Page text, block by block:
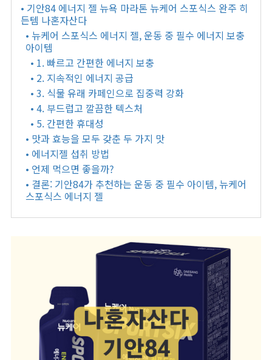
• 기안84 에너지 젤 뉴욕 마라톤 뉴케어 스포식스 완주 히
든템 나혼자산다
• 뉴케어 스포식스 에너지 젤, 운동 중 필수 에너지 보충
아이템
• 1. 빠르고 간편한 에너지 보충
• 2. 지속적인 에너지 공급
• 3. 식물 유래 카페인으로 집중력 강화
• 4. 부드럽고 깔끔한 텍스처
• 5. 간편한 휴대성
• 맛과 효능을 모두 갖춘 두 가지 맛
• 에너지젤 섭취 방법
• 언제 먹으면 좋을까?
• 결론: 기안84가 추천하는 운동 중 필수 아이템, 뉴케어
스포식스 에너지 젤